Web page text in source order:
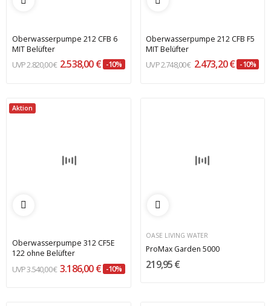
Oberwasserpumpe 212 CFB 6
MIT Belüfter
2.820,00 € 2.538,00 € -10%
Oberwasserpumpe 212 CFB F5
MIT Belüfter
2.748,00 € 2.473,20 € -10%
Aktion
Oberwasserpumpe 312 CF5E
122 ohne Belüfter
3.540,00 € 3.186,00 € -10%
OASE LIVING WATER
ProMax Garden 5000
219,95 €